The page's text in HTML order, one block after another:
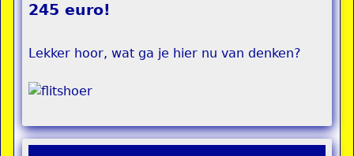
245 euro!
Lekker hoor, wat ga je hier nu van denken?